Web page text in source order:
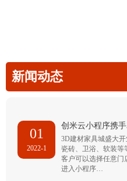
新闻动态
01
2022-1
创米云小程序携
3D建材家具城盛大开
瓷砖、卫浴、软装等
客户可以选择任意门
进入小程序…